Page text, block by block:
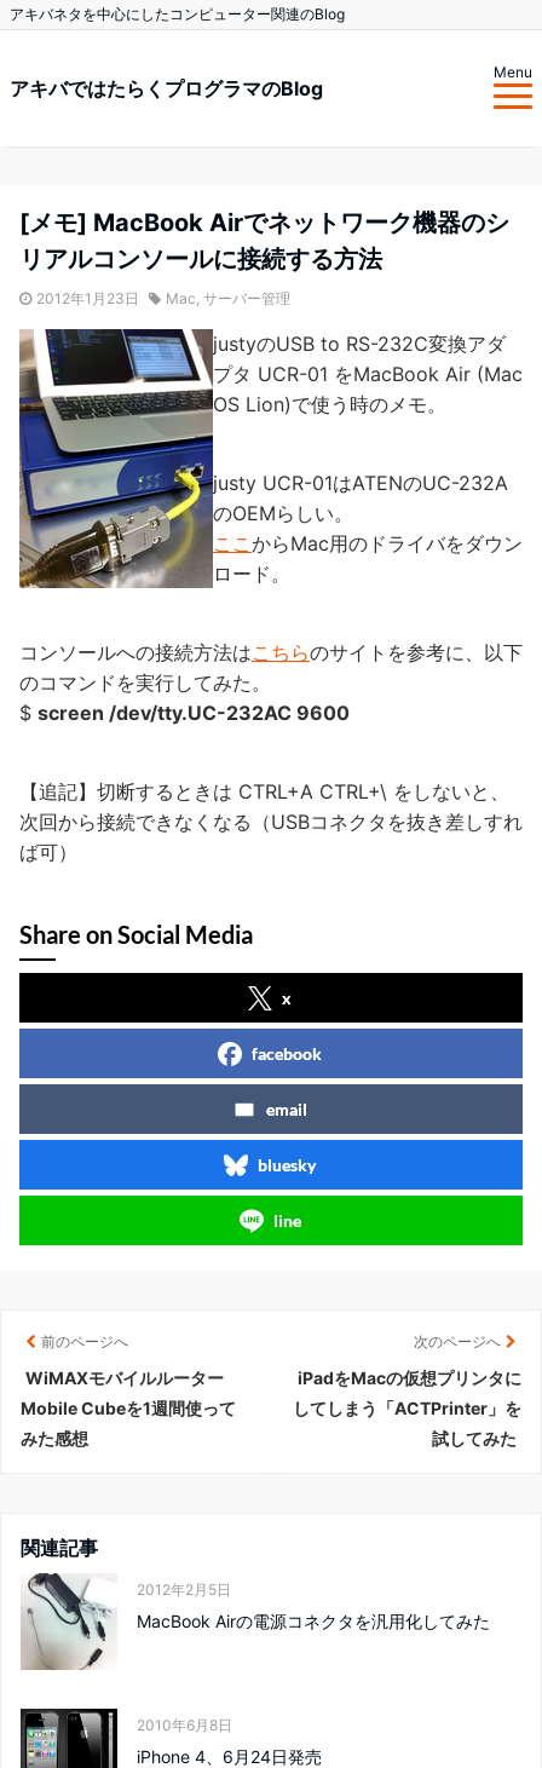
アキバネタを中心にしたコンピューター関連のBlog
アキバではたらくプログラマのBlog
Menu
[メモ] MacBook Airでネットワーク機器のシ
リアルコンソールに接続する方法
2012年1月23日 Mac, サーバー管理
justyのUSB to RS-232C変換アダ
プタ UCR-01 をMacBook Air (Mac
OS Lion)で使う時のメモ。
justy UCR-01はATENのUC-232A
のOEMらしい。
ここからMac用のドライバをダウン
ロード。
コンソールへの接続方法はこちらのサイトを参考に、以下
のコマンドを実行してみた。
$ screen /dev/tty.UC-232AC 9600
【追記】切断するときは CTRL+A CTRL+\ をしないと、
次回から接続できなくなる（USBコネクタを抜き差しすれ
ば可）
Share on Social Media
x
facebook
email
bluesky
line
前のページへ
WiMAXモバイルルーター
Mobile Cubeを1週間使って
みた感想
次のページへ
iPadをMacの仮想プリンタに
してしまう「ACTPrinter」を
試してみた
関連記事
2012年2月5日
MacBook Airの電源コネクタを汎用化してみた
2010年6月8日
iPhone 4、6月24日発売